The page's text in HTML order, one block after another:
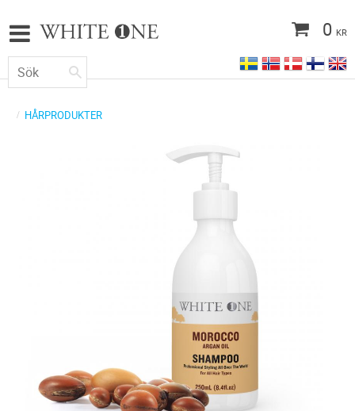
0 KR
HÅRPRODUKTER